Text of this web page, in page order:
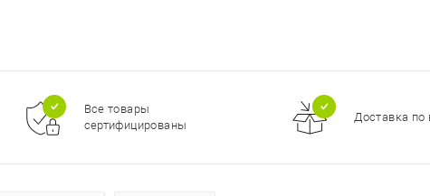
Все товары
сертифицированы
Доставка по